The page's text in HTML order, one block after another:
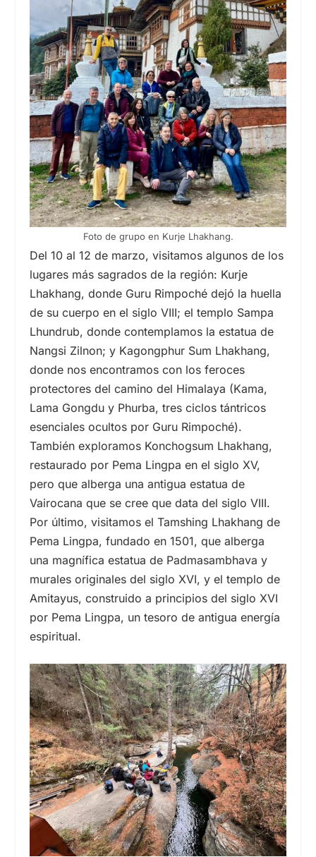
Foto de grupo en Kurje Lhakhang.
Del 10al12de marzo, visitamos algunos de los
lugares más sagrados de la región: Kurje
Lhakhang, donde Guru Rimpoché dejó la huella
de su cuerpo en el siglo VIII; el templo Sampa
Lhundrub, donde contemplamos la estatua de
Nangsi Zilnon; y Kagongphur Sum Lhakhang,
donde nos encontramos con los feroces
protectores del camino del Himalaya (Kama,
Lama Gongdu y Phurba, tres ciclos tántricos
esenciales ocultos por Guru Rimpoché).
También exploramos Konchogsum Lhakhang,
restaurado por Pema Lingpa en el siglo XV,
pero que alberga una antigua estatua de
Vairocana que se cree que data del siglo VIII.
Por último, visitamos el Tamshing Lhakhang de
Pema Lingpa, fundado en 1501, que alberga
una magnífica estatua de Padmasambhava y
murales originales del siglo XVI, y el templo de
Amitayus, construido a principios del siglo XVI
por Pema Lingpa, un tesoro de antigua energía
espiritual.